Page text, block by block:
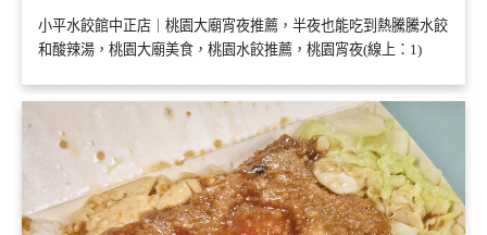
小平水餃館中正店｜桃園大廟宵夜推薦，半夜也能吃到熱騰騰水餃
和酸辣湯，桃園大廟美食，桃園水餃推薦，桃園宵夜(線上：1)